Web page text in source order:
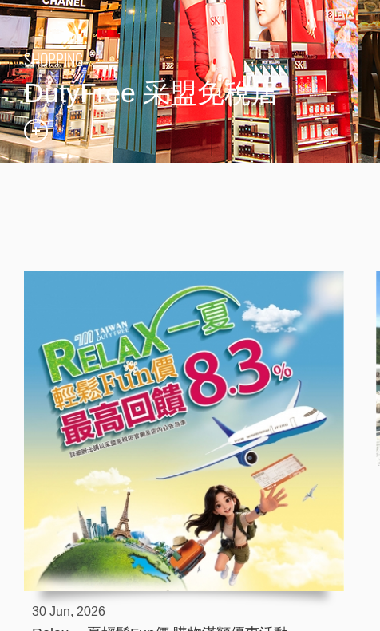
SHOPPING
DutyFree 采盟免稅店
30 Jun, 2026